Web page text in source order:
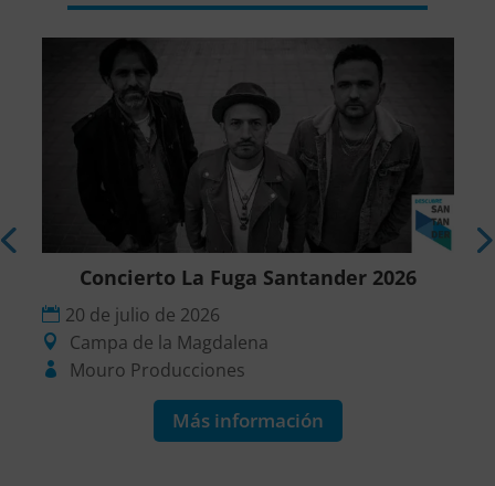
Concierto La Fuga Santander 2026
20 de julio de 2026
Campa de la Magdalena
Mouro Producciones
Más información